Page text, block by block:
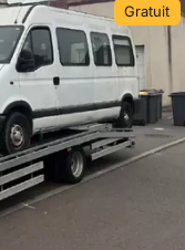
Gratuit